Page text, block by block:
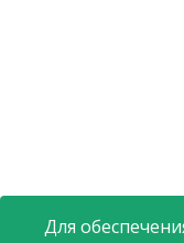
Для